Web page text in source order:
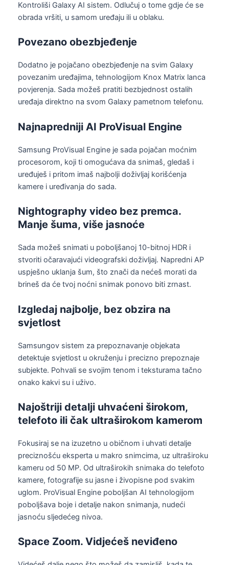
Kontroliši Galaxy AI sistem. Odlučuj o tome gdje će se
obrada vršiti, u samom uređaju ili u oblaku.
Povezano obezbjeđenje
Dodatno je pojačano obezbjeđenje na svim Galaxy
povezanim uređajima, tehnologijom Knox Matrix lanca
povjerenja. Sada možeš pratiti bezbjednost ostalih
uređaja direktno na svom Galaxy pametnom telefonu.
Najnapredniji AI ProVisual Engine
Samsung ProVisual Engine je sada pojačan moćnim
procesorom, koji ti omogućava da snimaš, gledaš i
uređuješ i pritom imaš najbolji doživljaj korišćenja
kamere i uređivanja do sada.
Nightography video bez premca.
Manje šuma, više jasnoće
Sada možeš snimati u poboljšanoj 10-bitnoj HDR i
stvoriti očaravajući videografski doživljaj. Napredni AP
uspješno uklanja šum, što znači da nećeš morati da
brineš da će tvoj noćni snimak ponovo biti zrnast.
Izgledaj najbolje, bez obzira na
svjetlost
Samsungov sistem za prepoznavanje objekata
detektuje svjetlost u okruženju i precizno prepoznaje
subjekte. Pohvali se svojim tenom i teksturama tačno
onako kakvi su i uživo.
Najoštriji detalji uhvaćeni širokom,
telefoto ili čak ultraširokom kamerom
Fokusiraj se na izuzetno u običnom i uhvati detalje
preciznošću eksperta u makro snimcima, uz ultraširoku
kameru od 50 MP. Od ultraširokih snimaka do telefoto
kamere, fotografije su jasne i živopisne pod svakim
uglom. ProVisual Engine poboljšan AI tehnologijom
poboljšava boje i detalje nakon snimanja, nudeći
jasnoću sljedećeg nivoa.
Space Zoom. Vidjećeš neviđeno